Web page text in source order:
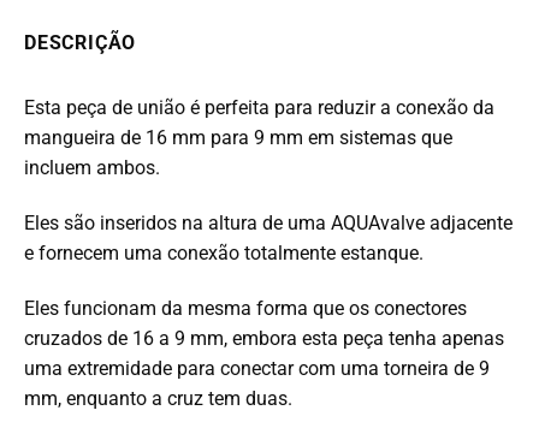
DESCRIÇÃO
Esta peça de união é perfeita para reduzir a conexão da
mangueira de 16 mm para 9 mm em sistemas que
incluem ambos.
Eles são inseridos na altura de uma AQUAvalve adjacente
e fornecem uma conexão totalmente estanque.
Eles funcionam da mesma forma que os conectores
cruzados de 16 a 9 mm, embora esta peça tenha apenas
uma extremidade para conectar com uma torneira de 9
mm, enquanto a cruz tem duas.